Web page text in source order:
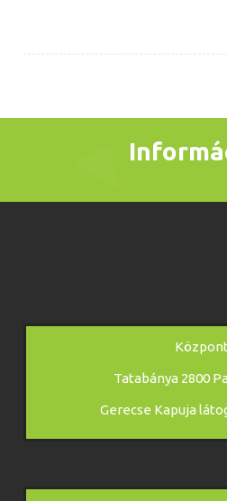
Tatabánya 2800
Gerecse Kapuja